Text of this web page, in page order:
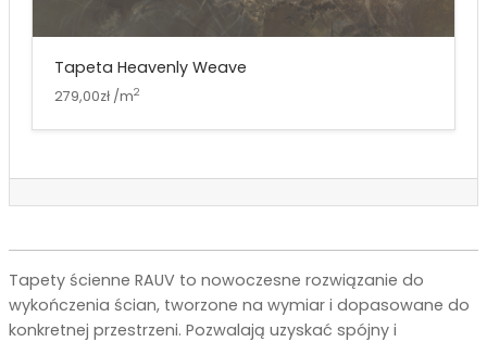
Tapeta Heavenly Weave
279,00zł /m2
Tapety ścienne RAUV to nowoczesne rozwiązanie do
wykończenia ścian, tworzone na wymiar i dopasowane do
konkretnej przestrzeni. Pozwalają uzyskać spójny i